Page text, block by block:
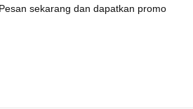
sekarang dan dapatkan promo